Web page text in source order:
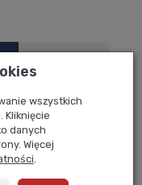
Do koszyka
wszystkich
Kliknięcie
danych
Więcej